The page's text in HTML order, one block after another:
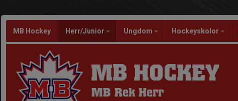
MB Hockey Herr/Junior Ungdom Hockeyskolor
MB HOCKEY
MB Rek Herr